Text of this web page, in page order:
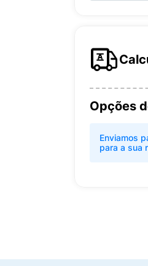
Opções
Enviamos
para a sua